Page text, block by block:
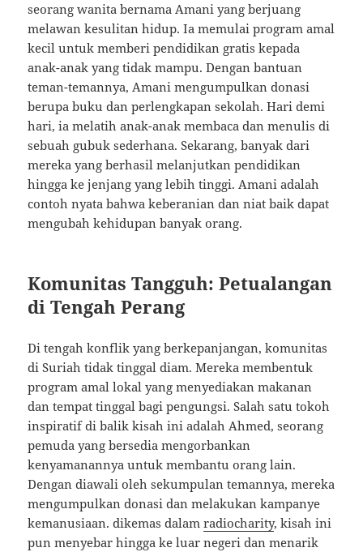
seorang wanita bernama Amani yang berjuang
melawan kesulitan hidup. Ia memulai program amal
kecil untuk memberi pendidikan gratis kepada
anak-anak yang tidak mampu. Dengan bantuan
teman-temannya, Amani mengumpulkan donasi
berupa buku dan perlengkapan sekolah. Hari demi
hari, ia melatih anak-anak membaca dan menulis di
sebuah gubuk sederhana. Sekarang, banyak dari
mereka yang berhasil melanjutkan pendidikan
hingga ke jenjang yang lebih tinggi. Amani adalah
contoh nyata bahwa keberanian dan niat baik dapat
mengubah kehidupan banyak orang.
Komunitas Tangguh: Petualangan
di Tengah Perang
Di tengah konflik yang berkepanjangan, komunitas
di Suriah tidak tinggal diam. Mereka membentuk
program amal lokal yang menyediakan makanan
dan tempat tinggal bagi pengungsi. Salah satu tokoh
inspiratif di balik kisah ini adalah Ahmed, seorang
pemuda yang bersedia mengorbankan
kenyamanannya untuk membantu orang lain.
Dengan diawali oleh sekumpulan temannya, mereka
mengumpulkan donasi dan melakukan kampanye
kemanusiaan. dikemas dalamradiocharity, kisah ini
pun menyebar hingga ke luar negeri dan menarik